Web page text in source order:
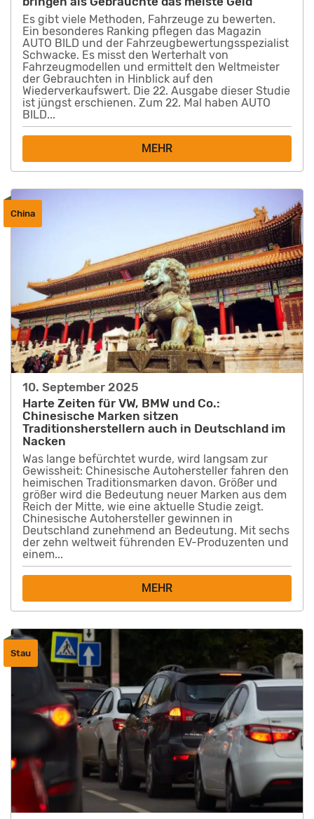
Es gibt viele Methoden, Fahrzeuge zu bewerten.
Ein besonderes Ranking pflegen das Magazin
AUTO BILD und der Fahrzeugbewertungsspezialist
Schwacke. Es misst den Werterhalt von
Fahrzeugmodellen und ermittelt den Weltmeister
der Gebrauchten in Hinblick auf den
Wiederverkaufswert. Die 22. Ausgabe dieser Studie
ist jüngst erschienen. Zum 22. Mal haben AUTO
BILD...
MEHR
10. September 2025
Harte Zeiten für VW, BMW und Co.:
Chinesische Marken sitzen
Traditionsherstellern auch in Deutschland im
Nacken
Was lange befürchtet wurde, wird langsam zur
Gewissheit: Chinesische Autohersteller fahren den
heimischen Traditionsmarken davon. Größer und
größer wird die Bedeutung neuer Marken aus dem
Reich der Mitte, wie eine aktuelle Studie zeigt.
Chinesische Autohersteller gewinnen in
Deutschland zunehmend an Bedeutung. Mit sechs
der zehn weltweit führenden EV-Produzenten und
einem...
MEHR
China
Stau